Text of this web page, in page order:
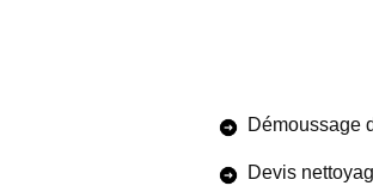
Démoussage
Devis